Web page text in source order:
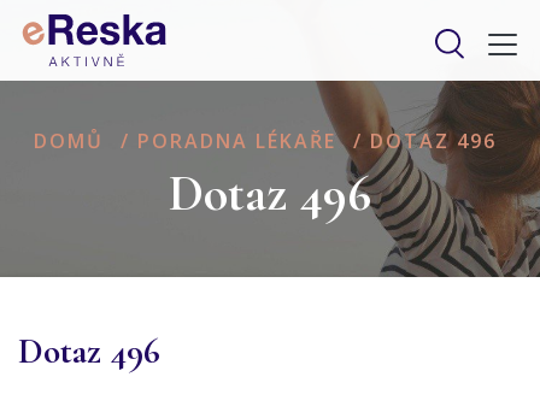
DOMŮ / PORADNA LÉKAŘE / DOTAZ 496
Dotaz 496
Dotaz 496